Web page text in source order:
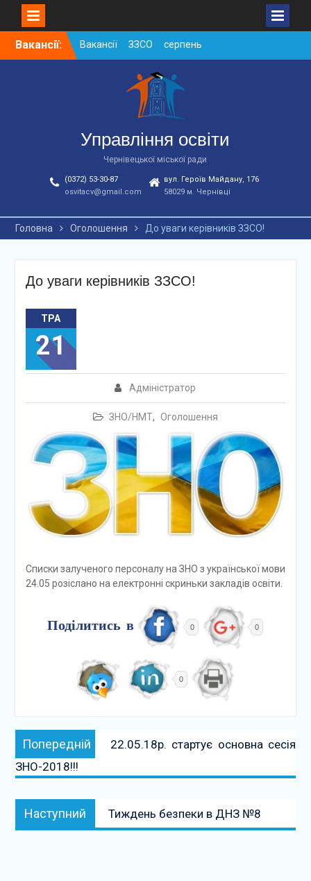
SkipВакансії:
Вакансії ЗЗСО серпень
2026
Вакансії ЗЗСО червень
Вакансії у ЗДО та
дошкільних підрозділах
ЗЗСО станом на
01.08.2026 р.
Управління освіти
Чернівецької міської ради
(0372) 53-30-87
osvitacv@gmail.com
вул. Героїв Майдану, 176
58029 м. Чернівці
Головна Оголошення До уваги керівників ЗЗСО!
До уваги керівників ЗЗСО!
ТРА
21
Адміністратор
ЗНО/НМТ, Оголошення
Списки залученого персоналу на ЗНО з української мови
24.05 розіслано на електронні скриньки закладів освіти.
Поділитись в 0 0
0
Навігація
записів
Попередній Попередній:
22.05.18р. стартує основна сесія
ЗНО-2018!!!
Наступний Наступний:
Тиждень безпеки в ДНЗ №8